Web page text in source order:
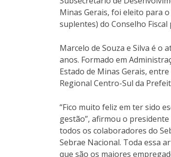
Minas Gerais, foi eleito para
suplentes) do Conselho
Marcelo de Souza e Silva é o
anos. Formado em
Estado de Minas Gerais,
Regional Centro-Sul da
“Fico muito feliz em ter sido
gestão”, afirmou o
todos os colaboradores do
Sebrae Nacional. Toda essa
que são os maiores